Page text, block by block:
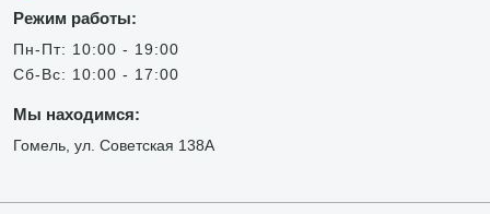
Режим работы:
Пн-Пт: 10:00 - 19:00
Сб-Вс: 10:00 - 17:00
Мы находимся:
Гомель, ул. Советская 138А